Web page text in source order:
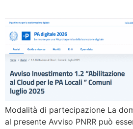
Modalità di partecipazione La
al presente Avviso PNRR può